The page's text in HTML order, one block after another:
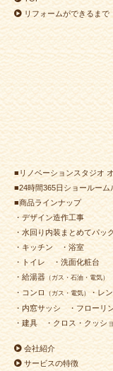
リフォームができるまで
■リノベーションスタジオ
■24時間365日ショールーム
■商品ラインナップ
・デザイン造作工事
・水回り内装まとめてパッ
・キッチン
・浴室
・トイレ
・洗面化粧台
・給湯器 （ガス・石油・電気）
・コンロ （ガス・電気）・レ
・内窓サッシ
・フローリ
・建具
・クロス・クッシ
会社紹介
サービスの特徴